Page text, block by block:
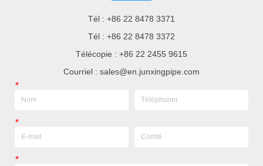
Tél : +86 22 8478 3371
Tél : +86 22 8478 3372
Télécopie : +86 22 2455 9615
Courriel : sales@en.junxingpipe.com
*
*
*